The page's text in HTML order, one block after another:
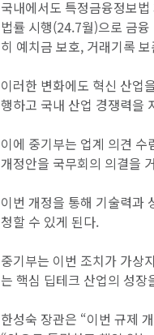
국내에서도 특정금융정보
법률 시행(24.7월)으로 금
히 예치금 보호, 거래기록
이러한 변화에도 혁신 산업
행하고 국내 산업 경쟁력을
이에 중기부는 업계 의견 수
개정안을 국무회의 의결을
이번 개정을 통해 기술력과
청할 수 있게 된다.
중기부는 이번 조치가 가상
는 핵심 딥테크 산업의 성
한성숙 장관은 “이번 규제